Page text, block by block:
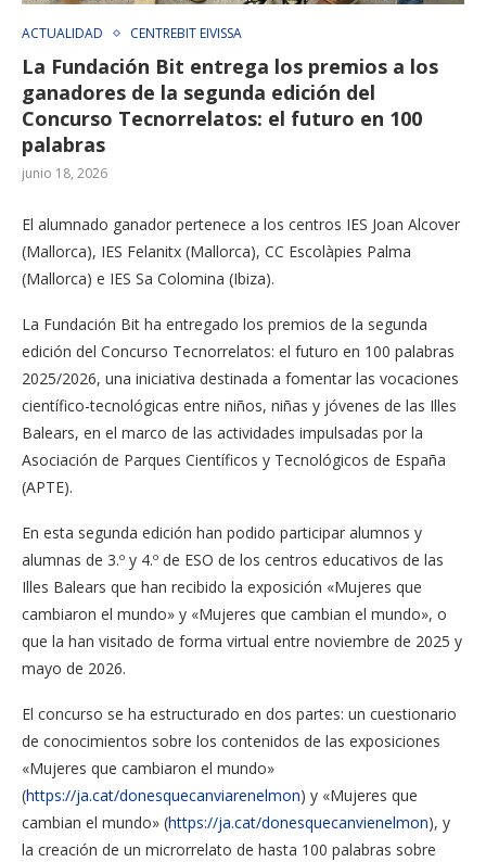
ACTUALIDAD CENTREBIT EIVISSA
La Fundación Bit entrega los premios a los
ganadores de la segunda edición del
Concurso Tecnorrelatos: el futuro en 100
palabras
junio 18, 2026
El alumnado ganador pertenece a los centros IES Joan Alcover
(Mallorca), IES Felanitx (Mallorca), CC Escolàpies Palma
(Mallorca) e IES Sa Colomina (Ibiza).
La Fundación Bit ha entregado los premios de la segunda
edición del Concurso Tecnorrelatos: el futuro en 100 palabras
2025/2026, una iniciativa destinada a fomentar las vocaciones
científico-tecnológicas entre niños, niñas y jóvenes de las Illes
Balears, en el marco de las actividades impulsadas por la
Asociación de Parques Científicos y Tecnológicos de España
(APTE).
En esta segunda edición han podido participar alumnos y
alumnas de 3.º y 4.º de ESO de los centros educativos de las
Illes Balears que han recibido la exposición «Mujeres que
cambiaron el mundo» y «Mujeres que cambian el mundo», o
que la han visitado de forma virtual entre noviembre de 2025 y
mayo de 2026.
El concurso se ha estructurado en dos partes: un cuestionario
de conocimientos sobre los contenidos de las exposiciones
«Mujeres que cambiaron el mundo»
(https://ja.cat/donesquecanviarenelmon) y «Mujeres que
cambian el mundo» (https://ja.cat/donesquecanvienelmon), y
la creación de un microrrelato de hasta 100 palabras sobre